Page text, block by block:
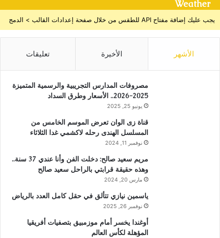
Weather
يجب عليك إضافة مفتاح API للطقس من خلال صفحة إعدادات القالب > الدمج
الأشهر الأخيرة تعليقات
مصروفات المدارس التجريبية والرسمية المتميزة
2025-2026.. الأسعار وطرق السداد
يونيو 25, 2025
قناة زى الوان تعرض الموسم الخامس من
المسلسل الهندى رحله لاكشمي غدا الثلاثاء
نوفمبر 11, 2024
مريم سعيد صالح: دخلت الفن وأنا عندي 37 سنة..
وهذه حقيقة قرابتي بالراحل سعيد صالح
مارس 20, 2024
ياسمين نيازي تتألق في حقل كامل العدد بالرياض
نوفمبر 26, 2025
أوغندا يخسر أمام موزمبيق بتصفيات أفريقيا
المؤهلة لكأس العالم